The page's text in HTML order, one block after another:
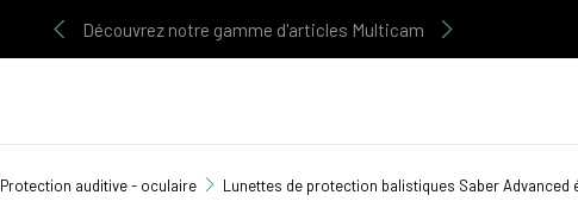
Découvrez notre gamme d'articles Multicam
Protection auditive - oculaire Lunettes de protection balistiques Saber